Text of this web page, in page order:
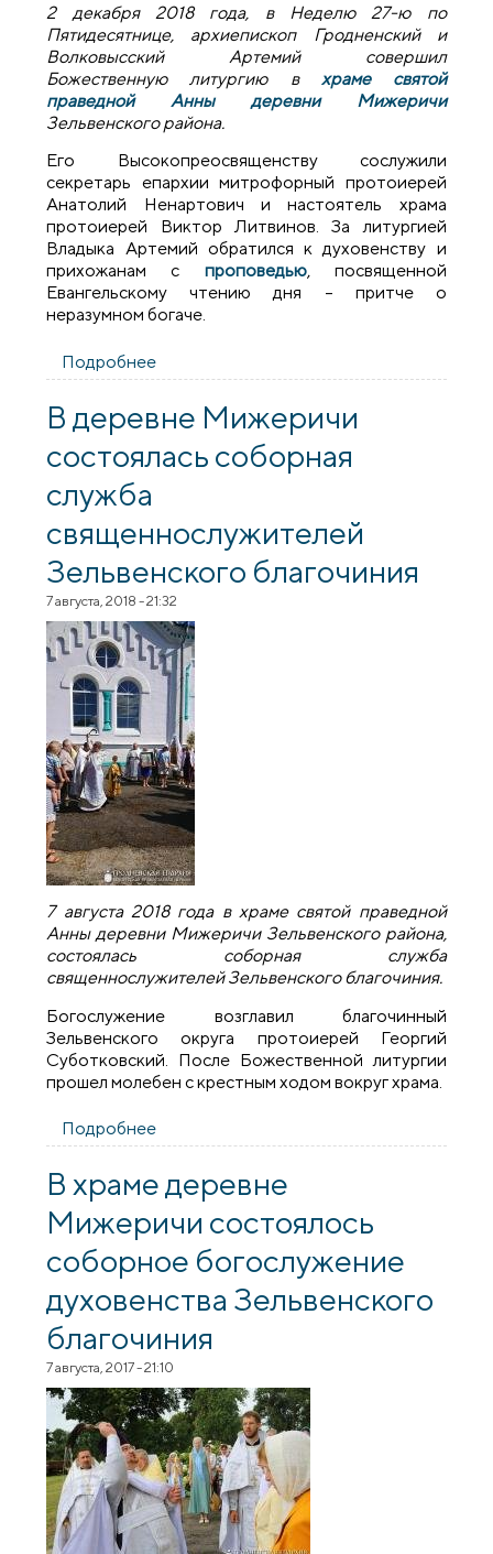
2 декабря 2018 года, в Неделю 27-ю по
Пятидесятнице, архиепископ Гродненский и
Волковысский Артемий совершил
Божественную литургию в храме святой
праведной Анны деревни Мижеричи
Зельвенского района.
Его Высокопреосвященству сослужили
секретарь епархии митрофорный протоиерей
Анатолий Ненартович и настоятель храма
протоиерей Виктор Литвинов. За литургией
Владыка Артемий обратился к духовенству и
прихожанам с проповедью, посвященной
Евангельскому чтению дня – притче о
неразумном богаче.
Подробнее
литургию в храме деревни Мижеричи
В деревне Мижеричи
состоялась соборная
служба
священнослужителей
Зельвенского благочиния
7 августа, 2018 - 21:32
7 августа 2018 года в храме святой праведной
Анны деревни Мижеричи Зельвенского района,
состоялась соборная служба
священнослужителей Зельвенского благочиния.
Богослужение возглавил благочинный
Зельвенского округа протоиерей Георгий
Суботковский. После Божественной литургии
прошел молебен с крестным ходом вокруг храма.
Подробнее
соборная служба священнослужителей
В храме деревне
Мижеричи состоялось
соборное богослужение
духовенства Зельвенского
благочиния
7 августа, 2017 - 21:10